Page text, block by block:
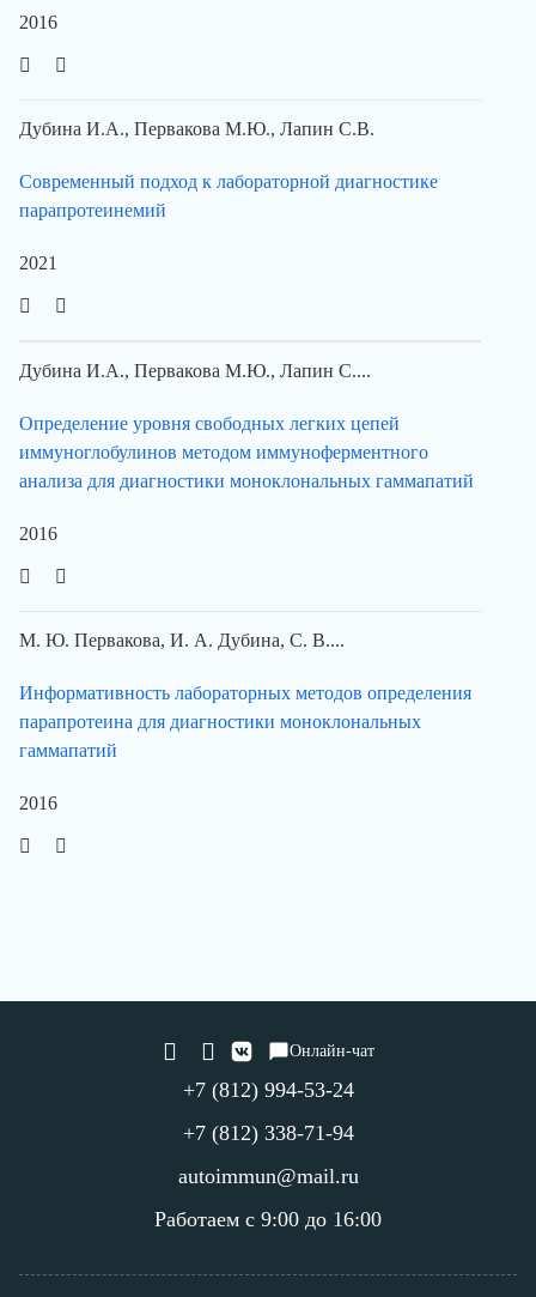
2016
Дубина И.А., Первакова М.Ю., Лапин С.В.
Cовременный подход к лабораторной диагностике
парапротеинемий
2021
Дубина И.А., Первакова М.Ю., Лапин С....
Определение уровня свободных легких цепей
иммуноглобулинов методом иммуноферментного
анализа для диагностики моноклональных гаммапатий
2016
М. Ю. Первакова, И. А. Дубина, С. В....
Информативность лабораторных методов определения
парапротеина для диагностики моноклональных
гаммапатий
2016
Онлайн-чат
+7 (812) 994-53-24
+7 (812) 338-71-94
autoimmun@mail.ru
Работаем с 9:00 до 16:00